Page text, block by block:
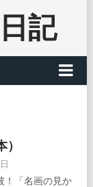
記
！「名画の見か